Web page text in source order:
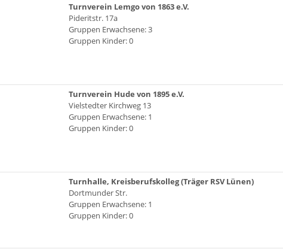
Turnverein Lemgo von 1863 e.V.
Pideritstr. 17a
Gruppen Erwachsene: 3
Gruppen Kinder: 0
Turnverein Hude von 1895 e.V.
Vielstedter Kirchweg 13
Gruppen Erwachsene: 1
Gruppen Kinder: 0
Turnhalle, Kreisberufskolleg (Träger RSV Lünen)
Dortmunder Str.
Gruppen Erwachsene: 1
Gruppen Kinder: 0